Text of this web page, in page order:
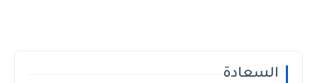
السعادة